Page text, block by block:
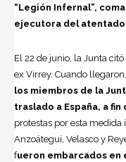
“Legión Infernal”,
ejecutora del
El 22 de junio, la Junta
ex Virrey. Cuando llegaron,
los miembros de la
traslado a España, a
protestas por esta medida
Anzoátegui, Velasco y
fueron embarcados en